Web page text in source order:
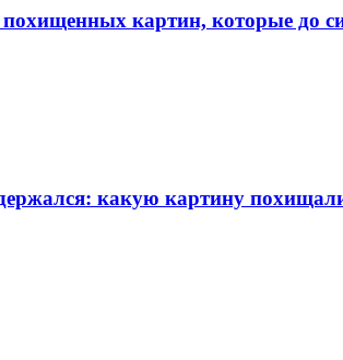
картин, которые до
какую картину